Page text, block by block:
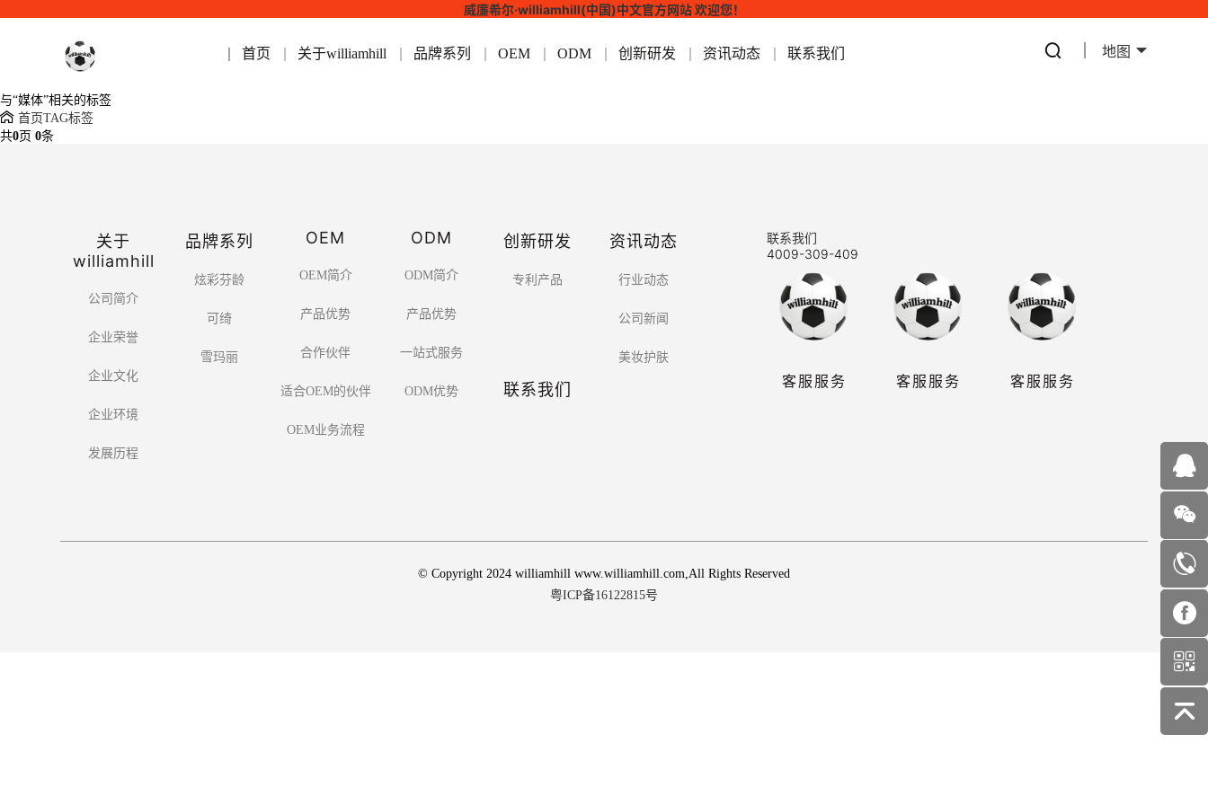
威廉希尔·williamhill(中国)中文官方网站 欢迎您！
首页 关于williamhill 品牌系列 OEM ODM 创新研发 资讯动态 联系我们 地图
与“媒体”相关的标签
首页TAG标签
共0页 0条
关于
williamhill
公司简介
企业荣誉
企业文化
企业环境
发展历程
品牌系列
炫彩芬龄
可绮
雪玛丽
OEM
OEM简介
产品优势
合作伙伴
适合OEM的伙伴
OEM业务流程
ODM
ODM简介
产品优势
一站式服务
ODM优势
创新研发
专利产品
资讯动态
行业动态
公司新闻
美妆护肤
联系我们
联系我们
4009-309-409
客服服务 客服服务 客服服务
© Copyright 2024 williamhill www.williamhill.com,All Rights Reserved
粤ICP备16122815号